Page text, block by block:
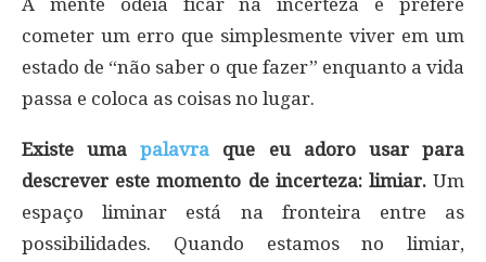
cometer um erro que simplesmente viver em um
estado de “não saber o que fazer” enquanto a vida
passa e coloca as coisas no lugar.
Existe umapalavra que eu adoro usar para
descrever este momento de incerteza: limiar.Um
espaço liminar está na fronteira entre as
possibilidades. Quando estamos no limiar,